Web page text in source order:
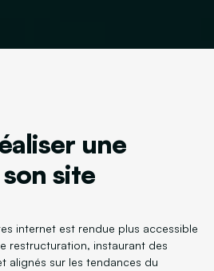
une
site
internet est rendue plus accessible
restructuration, instaurant des
alignés sur les tendances du